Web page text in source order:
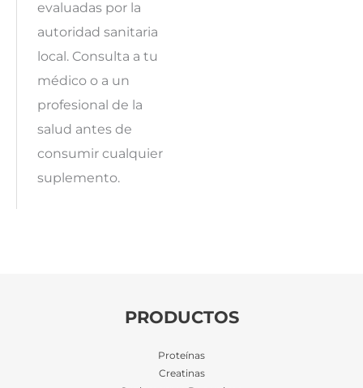
evaluadas por la
autoridad sanitaria
local. Consulta a tu
médico o a un
profesional de la
salud antes de
consumir cualquier
suplemento.
PRODUCTOS
Proteínas
Creatinas